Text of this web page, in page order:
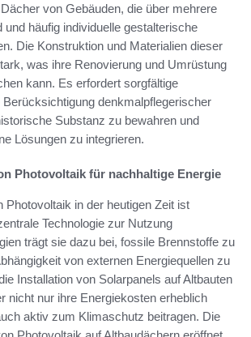
von Gebäuden, die über mehrere
und häufig individuelle gestalterische
Die Konstruktion und Materialien dieser
was ihre Renovierung und Umrüstung
kann. Es erfordert sorgfältige
Berücksichtigung denkmalpflegerischer
Substanz zu bewahren und
Lösungen zu integrieren.
Photovoltaik für nachhaltige Energie
Photovoltaik in der heutigen Zeit ist
Technologie zur Nutzung
trägt sie dazu bei, fossile Brennstoffe zu
von externen Energiequellen zu
Installation von Solarpanels auf Altbauten
nicht nur ihre Energiekosten erheblich
aktiv zum Klimaschutz beitragen. Die